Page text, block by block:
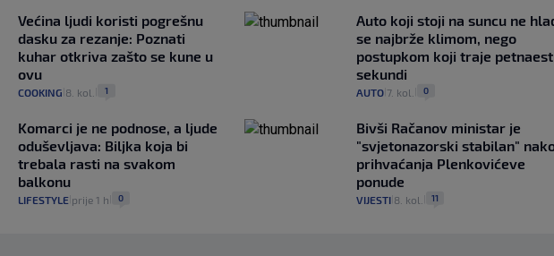
Većina ljudi koristi pogrešnu
dasku za rezanje: Poznati
kuhar otkriva zašto se kune u
ovu
COOKING 8. kol. 1
Auto koji stoji na suncu ne
se najbrže klimom, nego
postupkom koji traje petnaest
sekundi
AUTO| 7. kol. 0
Komarci je ne podnose, a ljude
oduševljava: Biljka koja bi
trebala rasti na svakom
balkonu
LIFESTYLE prije 1 h 0
Bivši Račanov ministar je
"svjetonazorski stabilan"
prihvaćanja Plenkovićeve
ponude
VIJESTI| 8. kol. 11